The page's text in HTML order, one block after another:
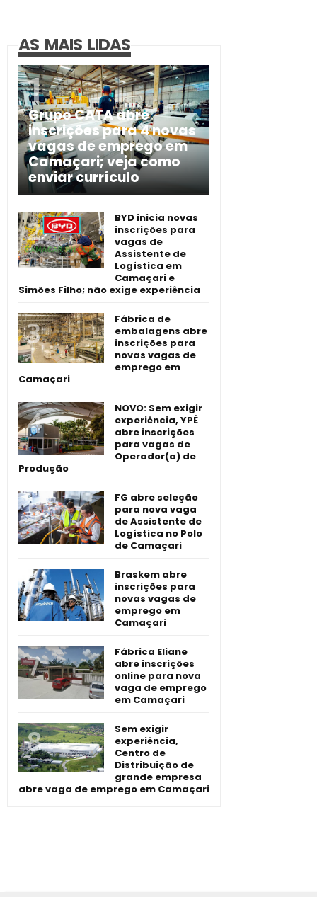
AS MAIS LIDAS
Grupo CATA abre
inscrições para 4 novas
vagas de emprego em
Camaçari; veja como
enviar currículo
BYD inicia novas
inscrições para
vagas de
Assistente de
Logística em
Camaçari e
Simões Filho; não exige experiência
Fábrica de
embalagens abre
inscrições para
novas vagas de
emprego em
Camaçari
NOVO: Sem exigir
experiência, YPÊ
abre inscrições
para vagas de
Operador(a) de
Produção
FG abre seleção
para nova vaga
de Assistente de
Logística no Polo
de Camaçari
Braskem abre
inscrições para
novas vagas de
emprego em
Camaçari
Fábrica Eliane
abre inscrições
online para nova
vaga de emprego
em Camaçari
Sem exigir
experiência,
Centro de
Distribuição de
grande empresa
abre vaga de emprego em Camaçari